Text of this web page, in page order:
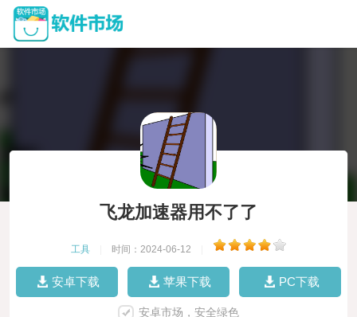
飞龙加速器用不了了
工具 时间：2024-06-12
安卓下载 苹果下载 PC下载
安卓市场，安全绿色